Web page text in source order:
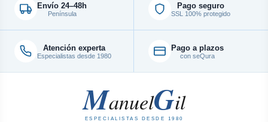
Envío 24–48h
Península
Pago seguro
SSL 100% protegido
Atención experta
Especialistas desde 1980
Pago a plazos
con seQura
ManuelGil
ESPECIALISTAS DESDE 1980